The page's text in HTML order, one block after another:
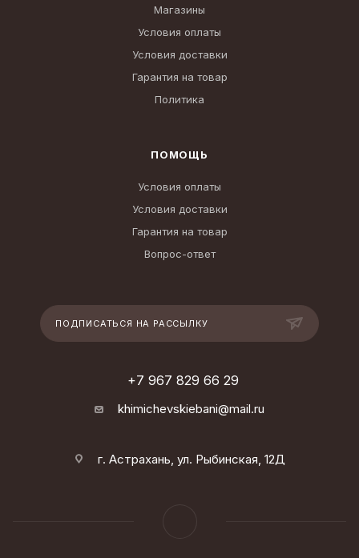
Магазины
Условия оплаты
Условия доставки
Гарантия на товар
Политика
ПОМОЩЬ
Условия оплаты
Условия доставки
Гарантия на товар
Вопрос-ответ
ПОДПИСАТЬСЯ НА РАССЫЛКУ
+7 967 829 66 29
khimichevskiebani@mail.ru
г. Астрахань, ул. Рыбинская, 12Д